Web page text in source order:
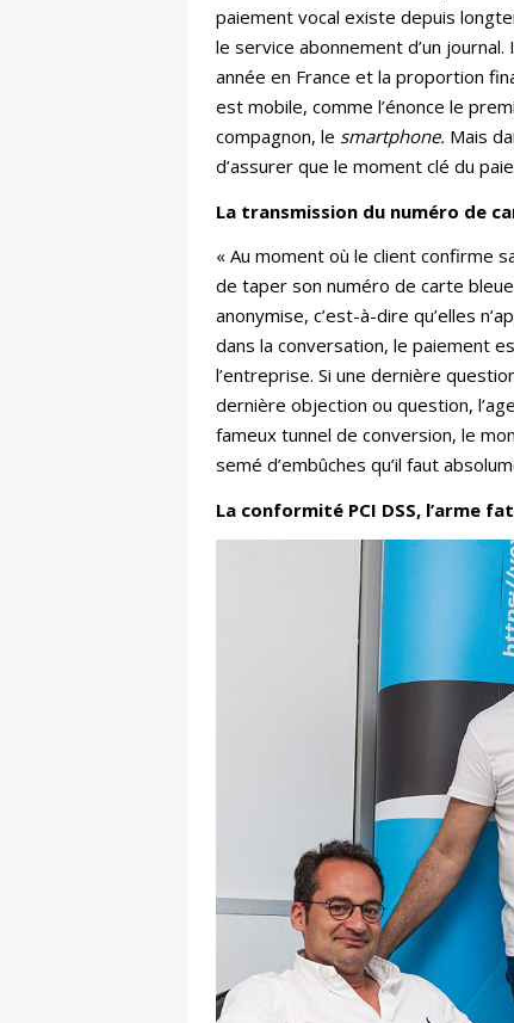
paiement vocal existe depuis
le service abonnement d’un
année en France et la proportion
est mobile, comme l’énonce le
compagnon, le smartphone. Mais
d’assurer que le moment clé du
La transmission du numéro de
« Au moment où le client confirme
de taper son numéro de carte
anonymise, c’est-à-dire qu’elles
dans la conversation, le paiement
l’entreprise. Si une dernière
dernière objection ou question,
fameux tunnel de conversion, le
semé d’embûches qu’il faut
La conformité PCI DSS, l’arme